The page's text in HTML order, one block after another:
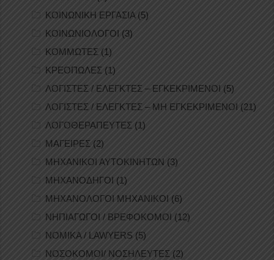
ΚΟΙΝΩΝΙΚΗ ΕΡΓΑΣΙΑ (5)
ΚΟΙΝΩΝΙΟΛΟΓΟΙ (3)
ΚΟΜΜΩΤΕΣ (1)
ΚΡΕΟΠΩΛΕΣ (1)
ΛΟΓΙΣΤΕΣ / ΕΛΕΓΚΤΕΣ – ΕΓΚΕΚΡΙΜΕΝΟΙ (5)
ΛΟΓΙΣΤΕΣ / ΕΛΕΓΚΤΕΣ – ΜΗ ΕΓΚΕΚΡΙΜΕΝΟΙ (21)
ΛΟΓΟΘΕΡΑΠΕΥΤΕΣ (1)
ΜΑΓΕΙΡΕΣ (2)
ΜΗΧΑΝΙΚΟΙ ΑΥΤΟΚΙΝΗΤΩΝ (3)
ΜΗΧΑΝΟΔΗΓΟΙ (1)
ΜΗΧΑΝΟΛΟΓΟΙ ΜΗΧΑΝΙΚΟΙ (6)
ΝΗΠΙΑΓΩΓΟΙ / ΒΡΕΦΟΚΟΜΟΙ (12)
ΝΟΜΙΚΑ / LAWYERS (5)
ΝΟΣΟΚΟΜΟΙ/ ΝΟΣΗΛΕΥΤΕΣ (2)